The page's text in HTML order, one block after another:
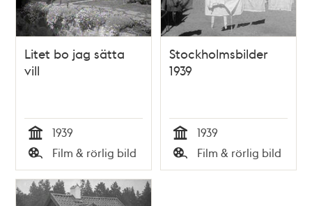
Litet bo jag sätta
vill
Tid
1939
Typ
Film & rörlig bild
Stockholmsbilder
1939
Tid
1939
Typ
Film & rörlig bild